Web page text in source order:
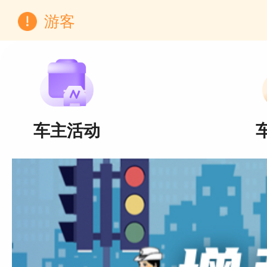
游客
车主活动